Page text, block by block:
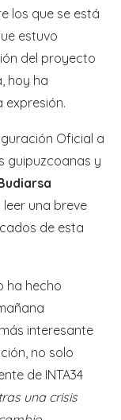
los que se está
estuvo
del proyecto
hoy ha
expresión.
Oficial a
guipuzcoanas y
una breve
de esta
ha hecho
interesante
no solo
de INTA34
una crisis